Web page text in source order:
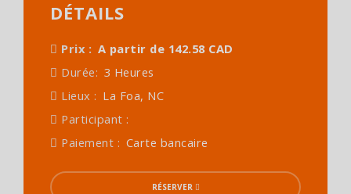
DÉTAILS
Prix : A partir de 142.58 CAD
Durée: 3 Heures
Lieux : La Foa, NC
Participant :
Paiement : Carte bancaire
RÉSERVER